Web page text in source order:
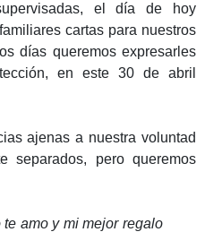
el día de hoy
cartas para nuestros
días queremos expresarles
en este 30 de abril
ajenas a nuestra voluntad
separados, pero queremos
amo y mi mejor regalo